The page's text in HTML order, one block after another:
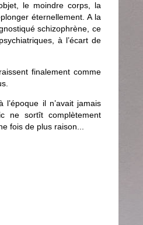
le moindre corps, la
éternellement. A la
schizophrène, ce
à l’écart de
finalement comme
il n’avait jamais
ne sortît complètement
fois de plus raison...